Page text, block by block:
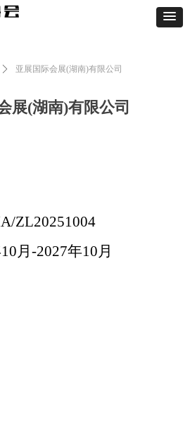
ꄲ 亚展国际会展(湖南)有限公司
展(湖南)有限公司
ZL20251004
10月 -2027年10月